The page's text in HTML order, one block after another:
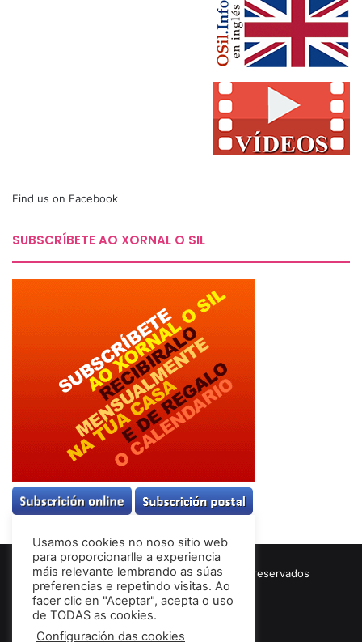
Find us on Facebook
SUBSCRÍBETE AO XORNAL O SIL
© Copyright 2026, Todos los derechos reservados
Términos & Condiciones
Usamos cookies no noso sitio web
para proporcionarlle a experiencia
máis relevante lembrando as súas
preferencias e repetindo visitas. Ao
facer clic en "Aceptar", acepta o uso
de TODAS as cookies.
Configuración das cookies